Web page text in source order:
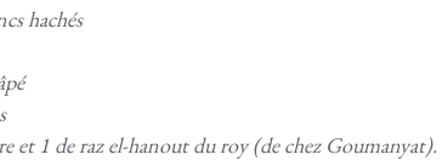
hachés
et 1 de raz el-hanout du roy (de chez Goumanyat).